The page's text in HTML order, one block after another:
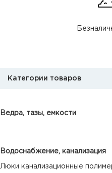
Категории товаров
Ведра, тазы, емкости
Водоснабжение, канализация
Люки канализационные